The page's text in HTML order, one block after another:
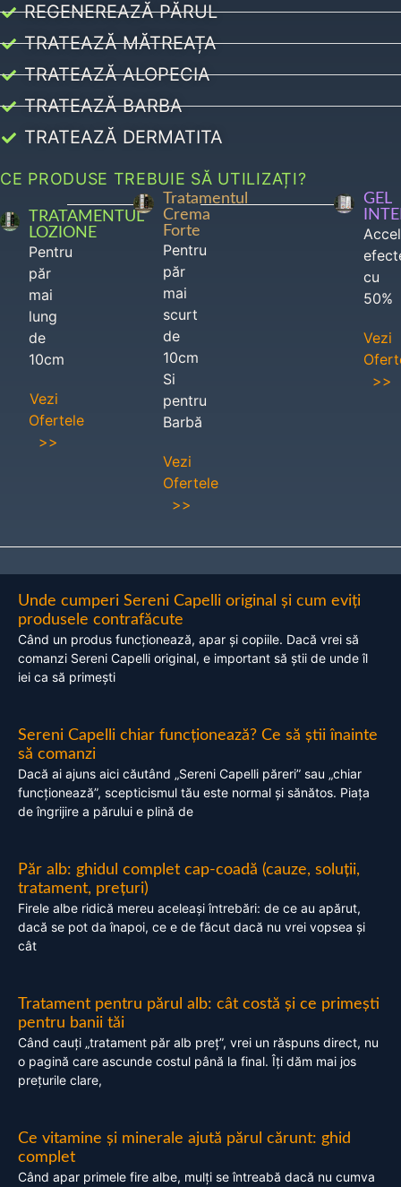
REGENEREAZĂ PĂRUL
TRATEAZĂ MĂTREAȚA
TRATEAZĂ ALOPECIA
TRATEAZĂ BARBA
TRATEAZĂ DERMATITA
CE PRODUSE TREBUIE SĂ UTILIZAȚI?
TRATAMENTUL
LOZIONE
Pentru
păr
mai
lung
de
10cm
Vezi
Ofertele
>>
Tratamentul
Crema
Forte
Pentru
păr
mai
scurt
de
10cm
Si
pentru
Barbă
Vezi
Ofertele
>>
GEL
cu
50%
Vezi
>>
Unde cumperi Sereni Capelli original și cum eviți
produsele contrafăcute
Când un produs funcționează, apar și copiile. Dacă vrei să
comanzi Sereni Capelli original, e important să știi de unde îl
iei ca să primești
Sereni Capelli chiar funcționează? Ce să știi înainte
să comanzi
Dacă ai ajuns aici căutând „Sereni Capelli păreri” sau „chiar
funcționează”, scepticismul tău este normal și sănătos. Piața
de îngrijire a părului e plină de
Păr alb: ghidul complet cap-coadă (cauze, soluții,
tratament, prețuri)
Firele albe ridică mereu aceleași întrebări: de ce au apărut,
dacă se pot da înapoi, ce e de făcut dacă nu vrei vopsea și
cât
Tratament pentru părul alb: cât costă și ce primești
pentru banii tăi
Când cauți „tratament păr alb preț”, vrei un răspuns direct, nu
o pagină care ascunde costul până la final. Îți dăm mai jos
prețurile clare,
Ce vitamine și minerale ajută părul cărunt: ghid
complet
Când apar primele fire albe, mulți se întreabă dacă nu cumva